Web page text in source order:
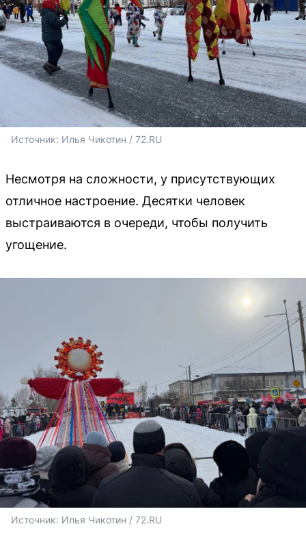
Источник: Илья Чикотин / 72.RU
Несмотря на сложности, у присутствующих
отличное настроение. Десятки человек
выстраиваются в очереди, чтобы получить
угощение.
Источник: Илья Чикотин / 72.RU